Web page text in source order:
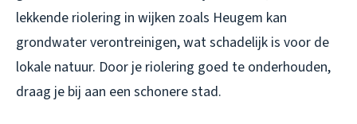
lekkende riolering in wijken zoals Heugem kan
grondwater verontreinigen, wat schadelijk is voor de
lokale natuur. Door je riolering goed te onderhouden,
draag je bij aan een schonere stad.